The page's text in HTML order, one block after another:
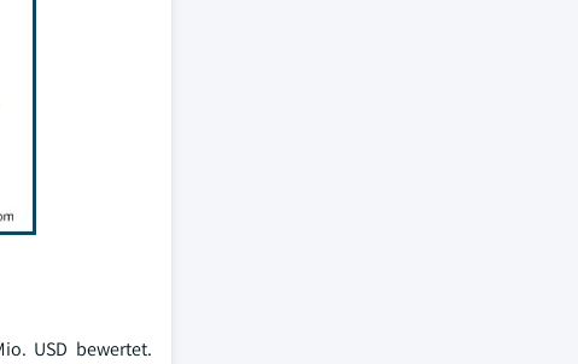
USD bewertet.